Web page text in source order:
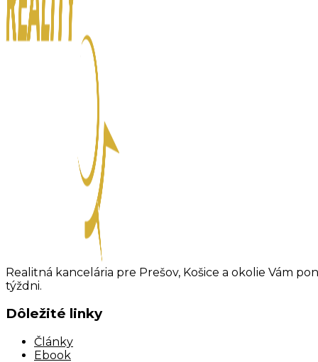
Realitná kancelária pre Prešov, Košice a okolie Vám
týždni.
Dôležité linky
Články
Ebook